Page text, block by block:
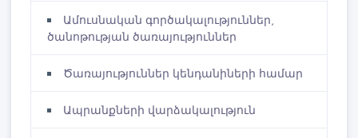
Ամուսնական գործակալություններ,
ծանոթության ծառայություններ
Ծառայություններ կենդանիների համար
Ապրանքների վարձակալություն